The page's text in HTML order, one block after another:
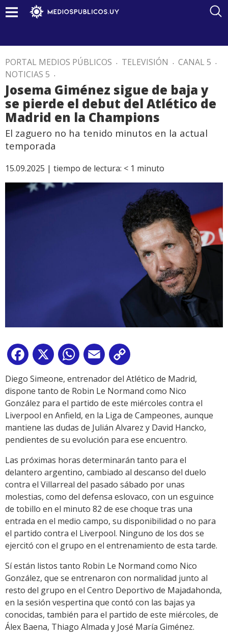
PORTAL MEDIOS PÚBLICOS . TELEVISIÓN . CANAL 5 .
NOTICIAS 5 .
Josema Giménez sigue de baja y
se pierde el debut del Atlético de
Madrid en la Champions
El zaguero no ha tenido minutos en la actual
temporada
15.09.2025 | tiempo de lectura: < 1 minuto
Facebook
X WhatsApp
Email
Link
Diego Simeone, entrenador del Atlético de Madrid,
dispone tanto de Robin Le Normand como Nico
González para el partido de este miércoles contra el
Liverpool en Anfield, en la Liga de Campeones, aunque
mantiene las dudas de Julián Alvarez y David Hancko,
pendientes de su evolución para ese encuentro.
Las próximas horas determinarán tanto para el
delantero argentino, cambiado al descanso del duelo
contra el Villarreal del pasado sábado por unas
molestias, como del defensa eslovaco, con un esguince
de tobillo en el minuto 82 de ese choque tras una
entrada en el medio campo, su disponibilidad o no para
el partido contra el Liverpool. Ninguno de los dos se
ejercitó con el grupo en el entrenamiento de esta tarde.
Sí están listos tanto Robin Le Normand como Nico
González, que se entrenaron con normalidad junto al
resto del grupo en el Centro Deportivo de Majadahonda,
en la sesión vespertina que contó con las bajas ya
conocidas, también para el partido de este miércoles, de
Álex Baena, Thiago Almada y José María Giménez.